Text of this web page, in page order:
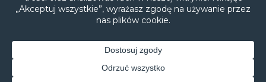
Galerie Filmy Regulamin
Rzeki
Polityka prywatności
Projekt i wykonanie
Studio Kreacji Wizualnej ERKA
© Wypożyczalnia kajaków Spływy kajakowe „KORSARZ” 2026